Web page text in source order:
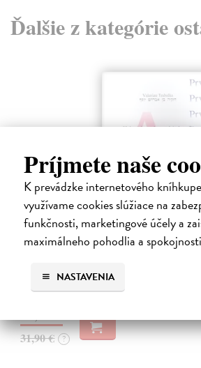
Príjmete naše
K prevádzke internetového
využívame cookies slúžiace na
funkčnosti, marketingové účely a
maximálneho pohodlia a
NASTAVENIA
Ďalšie z kategórie
Hebrejsko-slovenský
Hebrejsko - slovenský slovník, vydanie z
Na sklade ?
31,90 € ?